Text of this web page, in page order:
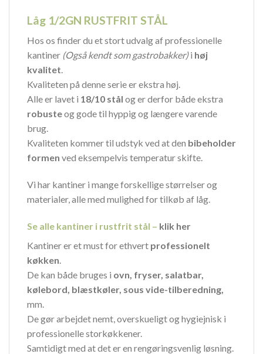
Låg 1/2GN RUSTFRIT STÅL
Hos os finder du et stort udvalg af professionelle
kantiner (Også kendt som gastrobakker)i høj
kvalitet.
Kvaliteten på denne serie er ekstra høj.
Alle er lavet i 18/10 stål og er derfor både ekstra
robusteog gode til hyppig og længere varende
brug.
Kvaliteten kommer til udstyk ved at den bibeholder
formen ved eksempelvis temperatur skifte.
Vi har kantiner i mange forskellige størrelser og
materialer, alle med mulighed for tilkøb af låg.
Se alle kantiner i rustfrit stål – klik her
Kantiner er et must for ethvert professionelt
køkken
De kan både bruges i ovn, fryser, salatbar,
kølebord, blæstkøler, sous vide-tilberedning,
mm.
De gør arbejdet nemt, overskueligt og hygiejnisk i
professionelle storkøkkener.
Samtidigt med at det er en rengøringsvenlig løsning.